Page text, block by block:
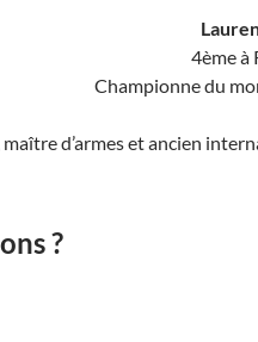
4ème à
Championne du
maître d’armes et ancien
?